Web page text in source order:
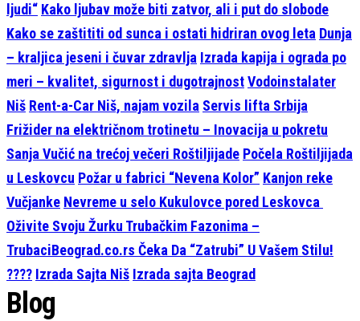
ljudi“ Kako ljubav može biti zatvor, ali i put do slobode
Kako se zaštititi od sunca i ostati hidriran ovog leta Dunja
– kraljica jeseni i čuvar zdravlja Izrada kapija i ograda po
meri – kvalitet, sigurnost i dugotrajnostVodoinstalater
Niš Rent-a-Car Niš, najam vozila Servis lifta Srbija
Frižider na električnom trotinetu – Inovacija u pokretu
Sanja Vučić na trećoj večeri Roštiljijade Počela Roštiljijada
u Leskovcu Požar u fabrici “Nevena Kolor” Kanjon reke
Vučjanke Nevreme u selo Kukulovce pored Leskovca
Oživite Svoju Žurku Trubačkim Fazonima –
TrubaciBeograd.co.rs Čeka Da “Zatrubi” U Vašem Stilu!
???? Izrada Sajta Niš Izrada sajta Beograd
Blog